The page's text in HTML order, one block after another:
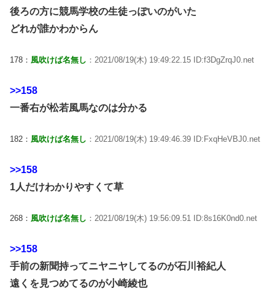
後ろの方に競馬学校の生徒っぽいのがいた
どれが誰かわからん
178： 風吹けば名無し ：2021/08/19(木) 19:49:22.15 ID:f3DgZrqJ0.net
>>158
一番右が松若風馬なのは分かる
182： 風吹けば名無し ：2021/08/19(木) 19:49:46.39 ID:FxqHeVBJ0.net
>>158
1人だけわかりやすくて草
268： 風吹けば名無し ：2021/08/19(木) 19:56:09.51 ID:8s16K0nd0.net
>>158
手前の新聞持ってニヤニヤしてるのが石川裕紀人
遠くを見つめてるのが小崎綾也